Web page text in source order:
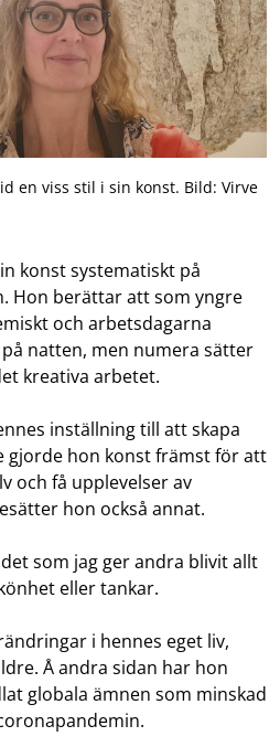
en viss stil i sin konst. Bild: Virve
konst systematiskt på
Hon berättar att som yngre
och arbetsdagarna
natten, men numera sätter
kreativa arbetet.
inställning till att skapa
gjorde hon konst främst för att
och få upplevelser av
hon också annat.
som jag ger andra blivit allt
eller tankar.
i hennes eget liv,
Å andra sidan har hon
globala ämnen som minskad